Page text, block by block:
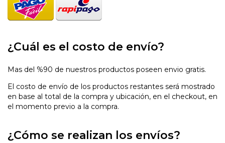
¿Cuál es el costo de envío?
Mas del %90 de nuestros productos poseen envio gratis.
El costo de envío de los productos restantes será mostrado
en base al total de la compra y ubicación, en el checkout, en
el momento previo a la compra.
¿Cómo se realizan los envíos?